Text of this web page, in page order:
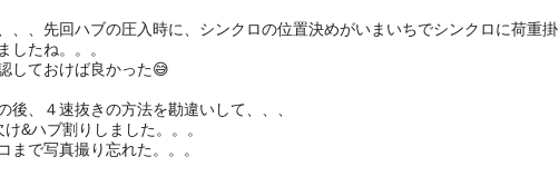
、、先回ハブの圧入時に、シンクロの位置決めがいまいちでシンクロに荷重掛
したね。。。
しておけば良かった😅
後、４速抜きの方法を勘違いして、、、
&ハブ割りしました。。。
まで写真撮り忘れた。。。